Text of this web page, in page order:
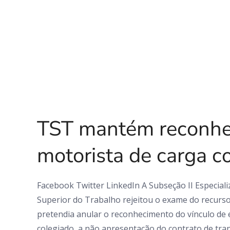
TST mantém
motorista de carga
Facebook Twitter LinkedIn A Subseção II
Superior do Trabalho rejeitou o exame do
pretendia anular o reconhecimento do vínculo